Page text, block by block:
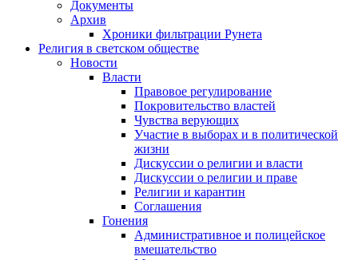
Документы
Архив
Хроники фильтрации Рунета
Религия в светском обществе
Новости
Власти
Правовое регулирование
Покровительство властей
Чувства верующих
Участие в выборах и в политической
жизни
Дискуссии о религии и власти
Дискуссии о религии и праве
Религии и карантин
Соглашения
Гонения
Административное и полицейское
вмешательство